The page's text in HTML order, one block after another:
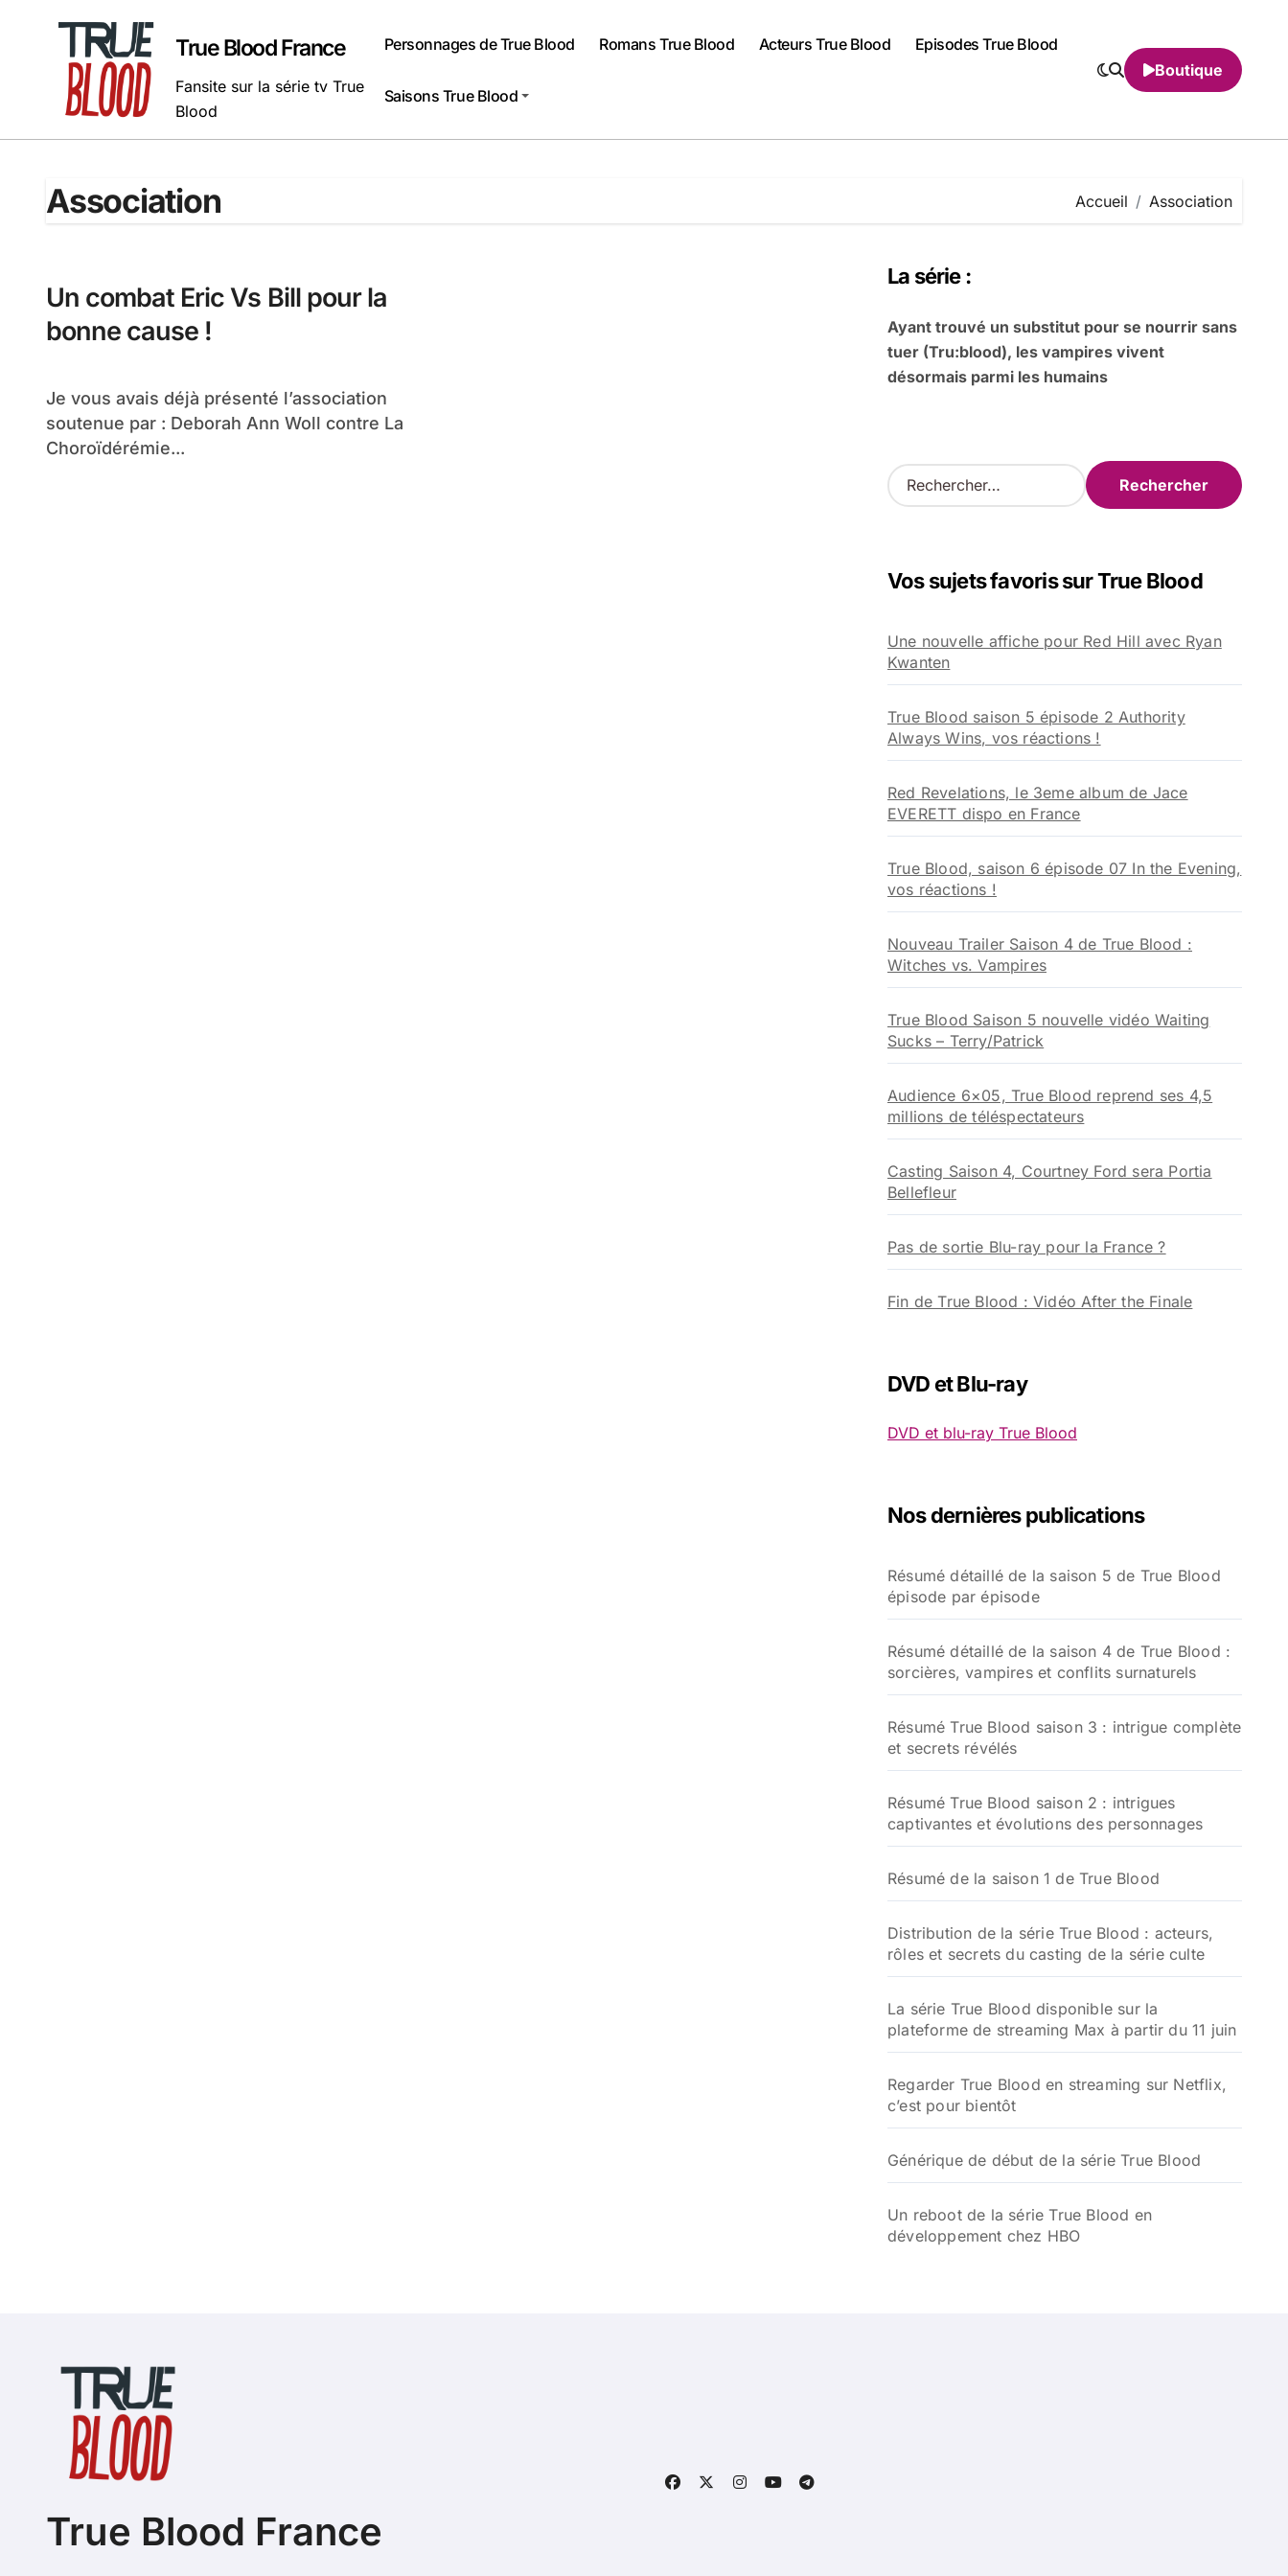
True Blood France
Fansite sur la série tv True
Blood
Personnages de True Blood Romans True Blood Acteurs True Blood Episodes True Blood
Saisons True Blood
Boutique
Association Accueil Association
Un combat Eric Vs Bill pour la
bonne cause !
Je vous avais déjà présenté l’association
soutenue par : Deborah Ann Woll contre La
Choroïdérémie...
La série :
Ayant trouvé un substitut pour se nourrir sans
tuer (Tru:blood), les vampires vivent
désormais parmi les humains
R
e
r
e
r
Vos sujets favoris sur True Blood
Une nouvelle affiche pour Red Hill avec Ryan
Kwanten
True Blood saison 5 épisode 2 Authority
Always Wins, vos réactions !
Red Revelations, le 3eme album de Jace
EVERETT dispo en France
True Blood, saison 6 épisode 07 In the Evening,
vos réactions !
Nouveau Trailer Saison 4 de True Blood :
Witches vs. Vampires
True Blood Saison 5 nouvelle vidéo Waiting
Sucks – Terry/Patrick
Audience 6×05, True Blood reprend ses 4,5
millions de téléspectateurs
Casting Saison 4, Courtney Ford sera Portia
Bellefleur
Pas de sortie Blu-ray pour la France ?
Fin de True Blood : Vidéo After the Finale
DVD et Blu-ray
DVD et blu-ray True Blood
Nos dernières publications
Résumé détaillé de la saison 5 de True Blood
épisode par épisode
Résumé détaillé de la saison 4 de True Blood :
sorcières, vampires et conflits surnaturels
Résumé True Blood saison 3 : intrigue complète
et secrets révélés
Résumé True Blood saison 2 : intrigues
captivantes et évolutions des personnages
Résumé de la saison 1 de True Blood
Distribution de la série True Blood : acteurs,
rôles et secrets du casting de la série culte
La série True Blood disponible sur la
plateforme de streaming Max à partir du 11 juin
Regarder True Blood en streaming sur Netflix,
c’est pour bientôt
Générique de début de la série True Blood
Un reboot de la série True Blood en
développement chez HBO
True Blood France